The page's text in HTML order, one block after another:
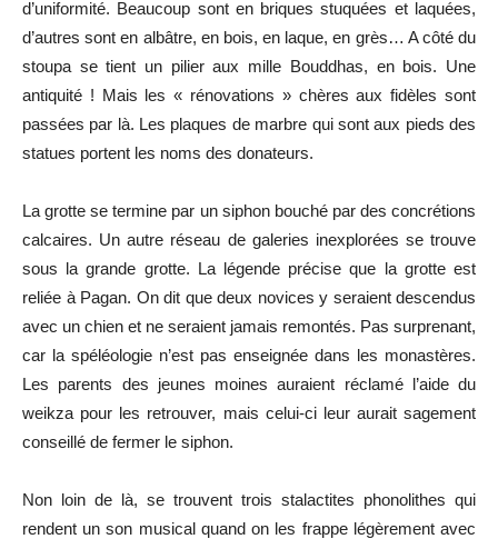
d’uniformité. Beaucoup sont en briques stuquées et laquées,
d’autres sont en albâtre, en bois, en laque, en grès… A côté du
stoupa se tient un pilier aux mille Bouddhas, en bois. Une
antiquité ! Mais les « rénovations » chères aux fidèles sont
passées par là. Les plaques de marbre qui sont aux pieds des
statues portent les noms des donateurs.
La grotte se termine par un siphon bouché par des concrétions
calcaires. Un autre réseau de galeries inexplorées se trouve
sous la grande grotte. La légende précise que la grotte est
reliée à Pagan. On dit que deux novices y seraient descendus
avec un chien et ne seraient jamais remontés. Pas surprenant,
car la spéléologie n’est pas enseignée dans les monastères.
Les parents des jeunes moines auraient réclamé l’aide du
weikza pour les retrouver, mais celui-ci leur aurait sagement
conseillé de fermer le siphon.
Non loin de là, se trouvent trois stalactites phonolithes qui
rendent un son musical quand on les frappe légèrement avec